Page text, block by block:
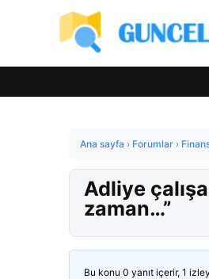
Ana sayfa › Forumlar ›
Adliye
zaman…”
Bu konu 0 yanıt içerir, 1